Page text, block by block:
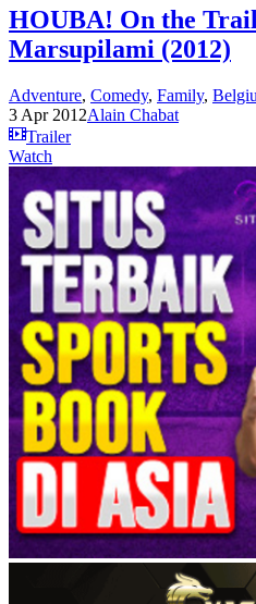
HOUBA! On the
Marsupilami (2012)
Adventure, Comedy, Family,
3 Apr 2012Alain Chabat
Trailer
Watch